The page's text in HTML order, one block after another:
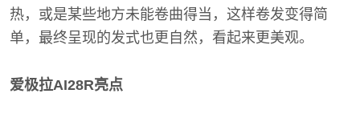
热，或是某些地方未能卷曲得当，这样卷发变得简
单，最终呈现的发式也更自然，看起来更美观。
爱极拉AI28R亮点